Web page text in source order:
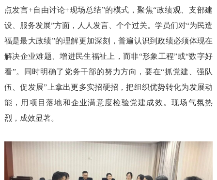
点发言+自由讨论+现场总结”的模式，聚焦“政绩观、支部建
设、服务发展”方面，人人发言、个个过关。学员们对“为民造
福是最大政绩”的理解更加深刻，普遍认识到政绩必须体现在
解决企业难题、增进民生福祉上，而非“形象工程”或“数字好
看”。同时明确了党务干部的努力方向，要在“抓党建、强队
伍、促发展”上拿出更多实招硬招，把组织优势转化为发展动
能，用项目落地和企业满意度检验党建成效。现场气氛热
烈，成效显著。